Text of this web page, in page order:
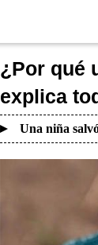
¿Por qué
explica
Una niña